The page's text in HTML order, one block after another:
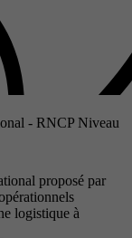
- RNCP Niveau
proposé par
logistique à